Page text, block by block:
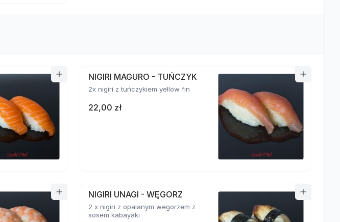
NIGIRI MAGURO - TUŃCZYK
2x nigiri z tuńczykiem yellow fin
22,00 zł
NIGIRI UNAGI - WĘGORZ
2 x nigiri z opalanym wegorzem z
sosem kabayaki